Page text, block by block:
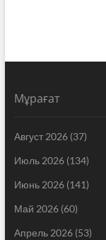
Мұрағат
Август 2026(37)
Июль 2026(134)
Июнь 2026(141)
Май 2026(60)
Апрель 2026(53)